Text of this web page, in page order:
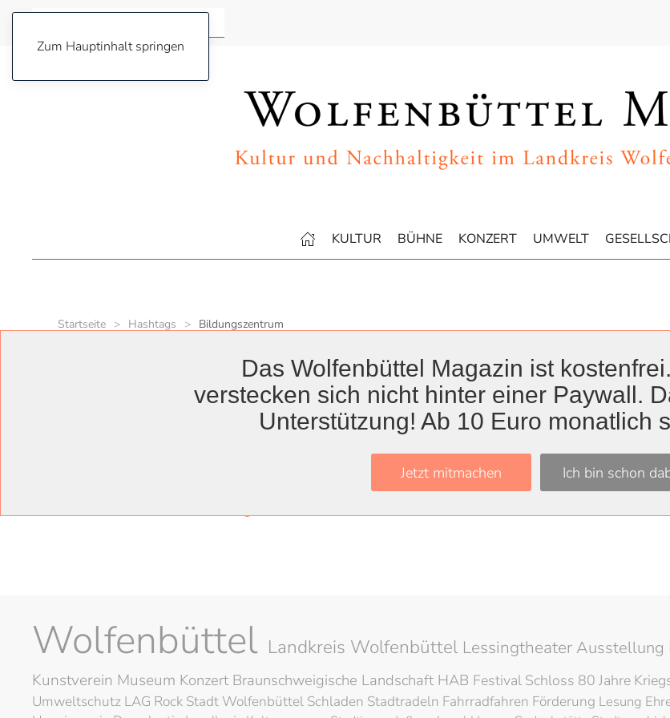
Zum Hauptinhalt springen
KULTUR BÜHNE KONZERT UMWELT
Startseite Hashtags Bildungszentrum
Bildungszentrum
Musik macht glücklich
Wolfenbüttel Landkreis Wolfenbüttel Lessingtheater Ausstellung
Kunstverein Museum Konzert Braunschweigische Landschaft HAB Festival Schloss 80 Jahre
Umweltschutz LAG Rock Stadt Wolfenbüttel Schladen Stadtradeln Fahrradfahren Förderung Lesung
Das Wolfenbüttel Magazin ist
verstecken sich nicht hinter einer Paywall.
Unterstützung! Ab 10 Euro monatlich
Jetzt mitmachen Ich bin schon